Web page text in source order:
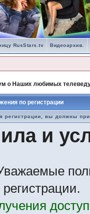
RusStars.tv Видеоархив.
о Наших любимых
по регистрации
регистрации, вы должны
и